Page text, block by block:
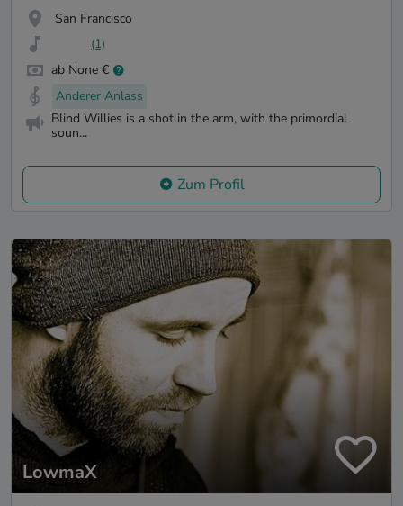
San Francisco
(1)
ab None €
Anderer Anlass
Blind Willies is a shot in the arm, with the primordial
soun...
Zum Profil
LowmaX